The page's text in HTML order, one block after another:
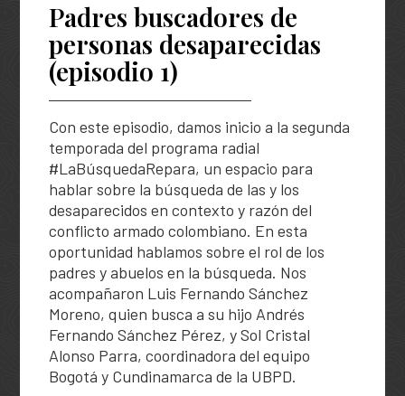
Abecé de la Unidad de Búsqueda
Información de la entidad
Entes y autoridades que vigilan
Otras entidades relacionadas
Solicitud de búsqueda | Entrega de información
Peticiones, Quejas, Reclamos, Sugerencias y/o
Denuncias
Preguntas frecuentes
Notificaciones por aviso
Notificaciones disciplinarias
Banco de hojas de vida
Descripción general
Diagnóstico de necesidades y problemas
Contacto ciudadano
Rendición de cuentas – UBPD
Control social
Colaboración e innovación
Lineamientos de participación en la búsqueda
Ruta de participación en la búsqueda
Banco de Iniciativas – Red de Apoyo Operativo para
la Búsqueda
ASÍ BUSCAMOS
Plan Nacional de Búsqueda
Planes Regionales de Búsqueda
Seguimiento a los Planes Regionales de Búsqueda
Sistema Nacional de Búsqueda
Pactos Regionales de Búsqueda
Universo de personas dadas por desaparecidas
Estándares para la Búsqueda de Personas
Desaparecidas
Listado de personas dadas por desaparecidas
Mapa de lugares de interés forense para la
HISTORIAS
Especiales
Exposiciones
TU FECHA, NUESTRA FECHA
Buscar
portal
Padres buscadores de
personas desaparecidas
(episodio 1)
Con este episodio, damos inicio a la segunda
temporada del programa radial
#LaBúsquedaRepara, un espacio para
hablar sobre la búsqueda de las y los
desaparecidos en contexto y razón del
conflicto armado colombiano. En esta
oportunidad hablamos sobre el rol de los
padres y abuelos en la búsqueda. Nos
acompañaron Luis Fernando Sánchez
Moreno, quien busca a su hijo Andrés
Fernando Sánchez Pérez, y Sol Cristal
Alonso Parra, coordinadora del equipo
Bogotá y Cundinamarca de la UBPD.